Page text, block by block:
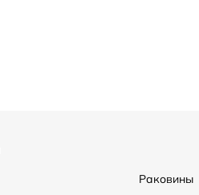
Раковины